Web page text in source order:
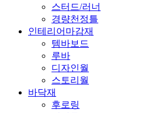
스터드/러너
경량천정틀
인테리어마감재
템바보드
루바
디자인월
스토리월
바닥재
후로링